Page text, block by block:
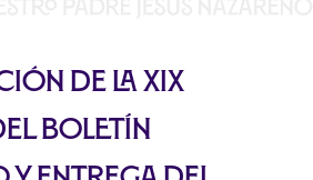
DE LA XIX
BOLETÍN